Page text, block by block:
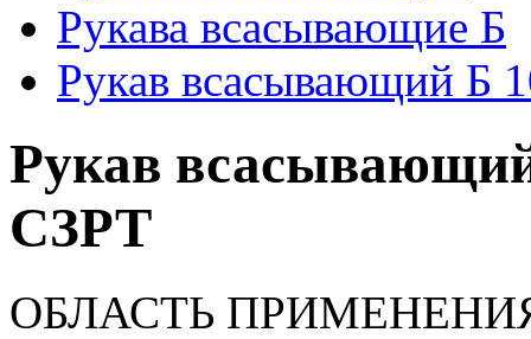
Рукава всасывающие Б
Рукав всасывающий Б
Рукав
СЗРТ
ОБЛАСТЬ